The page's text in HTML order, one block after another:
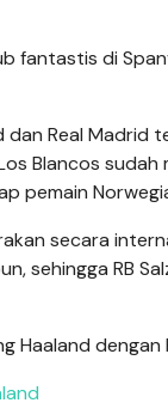
fantastis di
Real
Blancos
pemain
secara
sehingga RB
Haaland